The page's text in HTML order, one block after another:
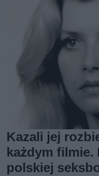
Kazali jej
każdym filmie.
polskiej